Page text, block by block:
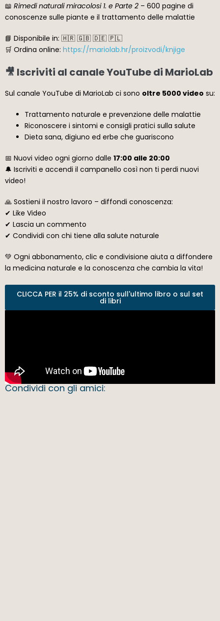
📖 Rimedi naturali miracolosi 1. e Parte 2 – 600 pagine di
conoscenze sulle piante e il trattamento delle malattie
📘 Disponibile in: 🇭🇷 🇬🇧 🇩🇪 🇵🇱
🛒 Ordina online: https://mariolab.hr/proizvodi/knjige
🎥 Iscriviti al canale YouTube di MarioLab
Sul canale YouTube di MarioLab ci sono oltre 5000 video su:
Trattamento naturale e prevenzione delle malattie
Riconoscere i sintomi e consigli pratici sulla salute
Dieta sana, digiuno ed erbe che guariscono
📅 Nuovi video ogni giorno dalle 17:00 alle 20:00
🔔 Iscriviti e accendi il campanello così non ti perdi nuovi
video!
🙏 Sostieni il nostro lavoro – diffondi conoscenza:
✔ Like Video
✔ Lascia un commento
✔ Condividi con chi tiene alla salute naturale
💚 Ogni abbonamento, clic e condivisione aiuta a diffondere
la medicina naturale e la conoscenza che cambia la vita!
CLICCA PER il 25% di sconto sull'ultimo libro o sul set
di libri
Condividi con gli amici: